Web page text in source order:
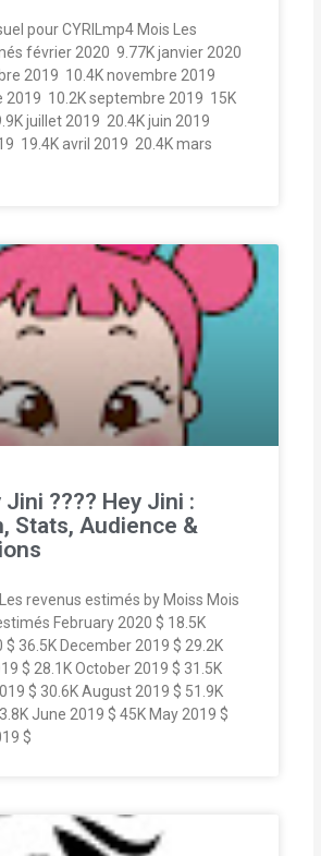
pour CYRILmp4 Mois Les
février 2020  9.77K janvier 2020 
2019  10.4K novembre 2019 
 10.2K septembre 2019  15K
juillet 2019  20.4K juin 2019 
 19.4K avril 2019  20.4K mars
Jini ???? Hey Jini :
Stats, Audience &
revenus estimés by Moiss Mois
February 2020 $ 18.5K
36.5K December 2019 $ 29.2K
$ 28.1K October 2019 $ 31.5K
$ 30.6K August 2019 $ 51.9K
June 2019 $ 45K May 2019 $
$